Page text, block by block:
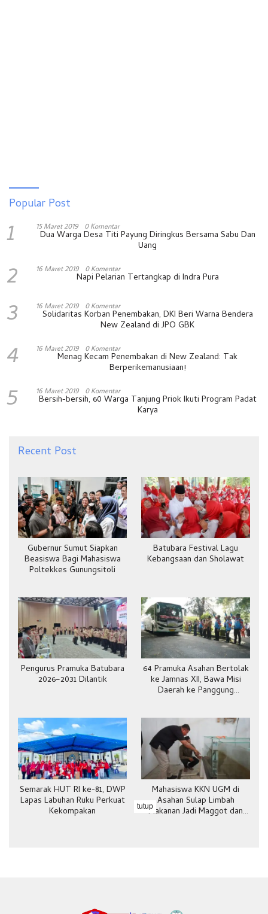
Popular Post
1 15 Maret 2019 0 Komentar
Dua Warga Desa Titi Payung Diringkus Bersama Sabu Dan
Uang
2 16 Maret 2019 0 Komentar
Napi Pelarian Tertangkap di Indra Pura
3 16 Maret 2019 0 Komentar
Solidaritas Korban Penembakan, DKI Beri Warna Bendera
New Zealand di JPO GBK
4 16 Maret 2019 0 Komentar
Menag Kecam Penembakan di New Zealand: Tak
Berperikemanusiaan!
5 16 Maret 2019 0 Komentar
Bersih-bersih, 60 Warga Tanjung Priok Ikuti Program Padat
Karya
Recent Post
Gubernur Sumut Siapkan
Beasiswa Bagi Mahasiswa
Poltekkes Gunungsitoli
Batubara Festival Lagu
Kebangsaan dan Sholawat
Pengurus Pramuka Batubara
2026–2031 Dilantik
64 Pramuka Asahan Bertolak
ke Jamnas XII, Bawa Misi
Daerah ke Panggung
Semarak HUT RI ke-81, DWP
Lapas Labuhan Ruku Perkuat
Kekompakan
Mahasiswa KKN UGM di
Asahan Sulap Limbah
Makanan Jadi Maggot dan
tutup